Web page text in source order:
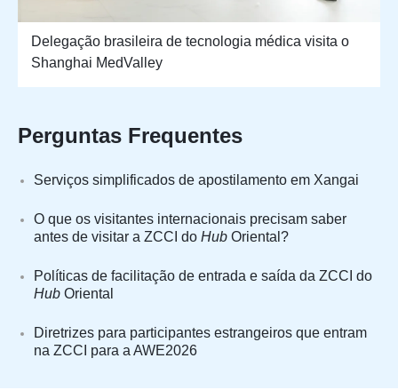
Delegação brasileira de tecnologia médica visita o
Shanghai MedValley
Perguntas Frequentes
Serviços simplificados de apostilamento em Xangai
O que os visitantes internacionais precisam saber
antes de visitar a ZCCI do Hub Oriental?
Políticas de facilitação de entrada e saída da ZCCI do
Hub Oriental
Diretrizes para participantes estrangeiros que entram
na ZCCI para a AWE2026